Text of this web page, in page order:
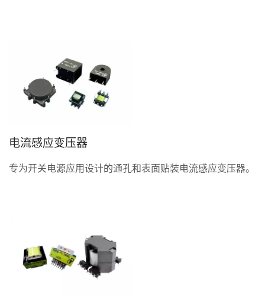
电流感应变压器
专为开关电源应用设计的通孔和表面贴装电流感应变压器。